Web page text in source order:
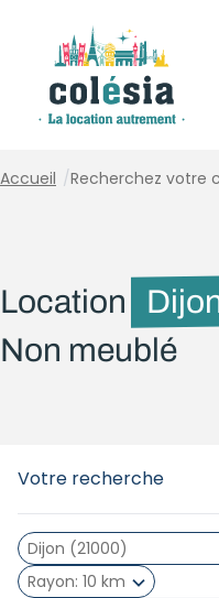
Accueil /Recherchez votre
Location
Non meublé
Votre recherche
Rayon 10 km